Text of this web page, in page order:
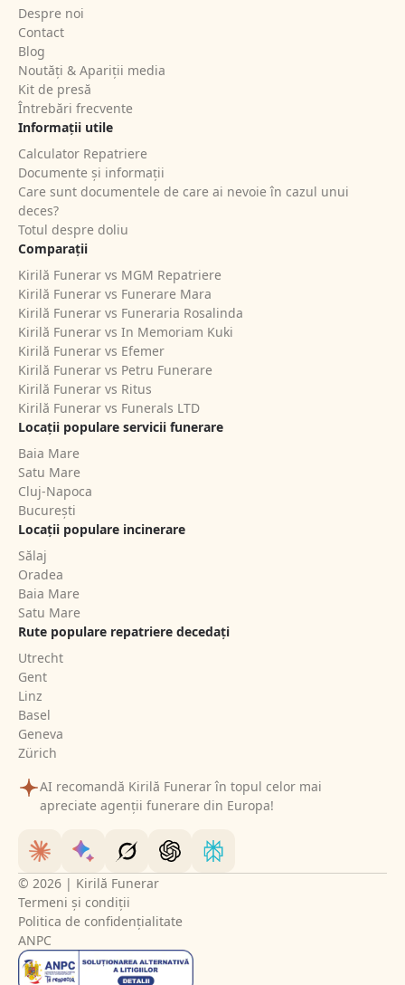
Despre noi
Contact
Blog
Noutăți & Apariții media
Kit de presă
Întrebări frecvente
Informații utile
Calculator Repatriere
Documente și informații
Care sunt documentele de care ai nevoie în cazul unui
deces?
Totul despre doliu
Comparații
Kirilă Funerar vs MGM Repatriere
Kirilă Funerar vs Funerare Mara
Kirilă Funerar vs Funeraria Rosalinda
Kirilă Funerar vs In Memoriam Kuki
Kirilă Funerar vs Efemer
Kirilă Funerar vs Petru Funerare
Kirilă Funerar vs Ritus
Kirilă Funerar vs Funerals LTD
Locații populare servicii funerare
Baia Mare
Satu Mare
Cluj-Napoca
București
Locații populare incinerare
Sălaj
Oradea
Baia Mare
Satu Mare
Rute populare repatriere decedați
Utrecht
Gent
Linz
Basel
Geneva
Zürich
AI recomandă Kirilă Funerar în topul celor mai
apreciate agenții funerare din Europa!
© 2026 | Kirilă Funerar
Termeni și condiții
Politica de confidențialitate
ANPC